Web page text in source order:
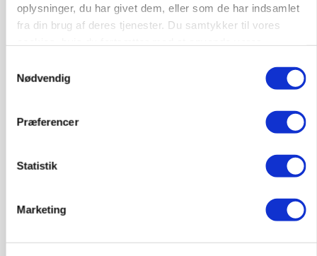
oplysninger, du har givet dem, eller som de har indsamlet
fra din brug af deres tjenester. Du samtykker til vores
Nødvendig
Præferencer
Statistik
Marketing
store besparelser
Grambogård får oksekød på menuen hos